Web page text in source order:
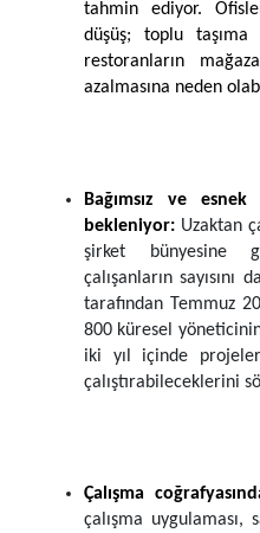
tahmin ediyor.
düşüş; toplu taşıma
restoranların
azalmasına neden
Bağımsız ve esnek
bekleniyor: Uzaktan
şirket bünyesine
çalışanların sayısını
tarafından Temmuz
800 küresel
iki yıl içinde
çalıştırabileceklerini
Çalışma
çalışma